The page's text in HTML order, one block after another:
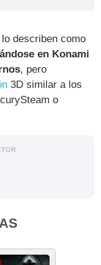
describen como
en Konami
, pero
3D similar a los
o